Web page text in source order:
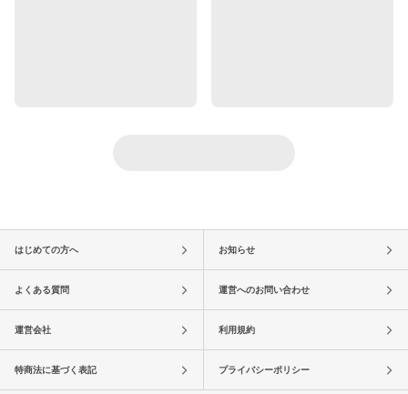
はじめての方へ お知らせ
よくある質問 運営へのお問い合わせ
運営会社 利用規約
特商法に基づく表記 プライバシーポリシー